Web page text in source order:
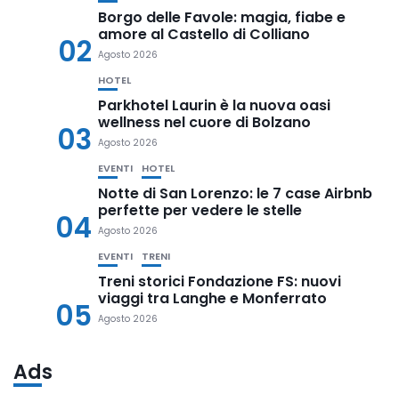
02
Borgo delle Favole: magia, fiabe e
amore al Castello di Colliano
Agosto 2026
03
HOTEL
Parkhotel Laurin è la nuova oasi
wellness nel cuore di Bolzano
Agosto 2026
04
EVENTI HOTEL
Notte di San Lorenzo: le 7 case Airbnb
perfette per vedere le stelle
Agosto 2026
05
EVENTI TRENI
Treni storici Fondazione FS: nuovi
viaggi tra Langhe e Monferrato
Agosto 2026
Ads